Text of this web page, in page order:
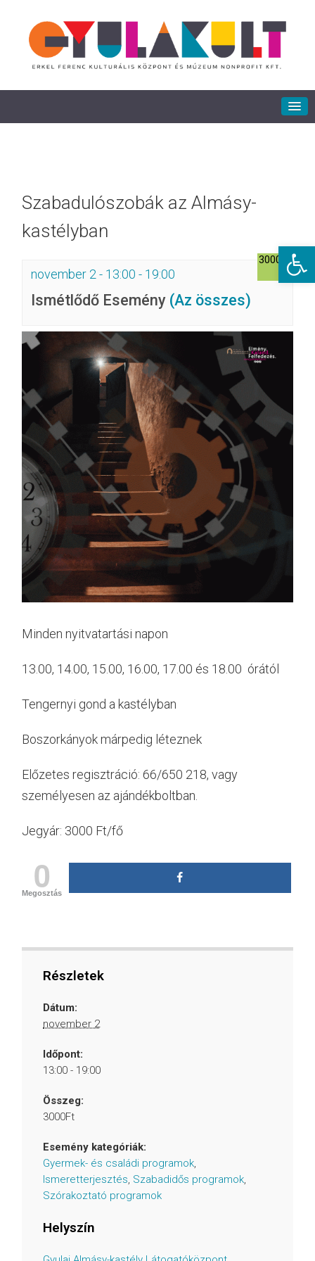
Szabadulószobák az Almásy-
kastélyban
november 2 - 13:00 - 19:00
Ismétlődő Esemény (Az összes)
3000Ft
Minden nyitvatartási napon
13.00, 14.00, 15.00, 16.00, 17.00 és 18.00 órától
Tengernyi gond a kastélyban
Boszorkányok márpedig léteznek
Előzetes regisztráció: 66/650 218, vagy
személyesen az ajándékboltban.
Jegyár: 3000 Ft/fő
0
Megosztás
Részletek
Dátum:
november 2
Időpont:
13:00 - 19:00
Összeg:
3000Ft
Esemény kategóriák:
Gyermek- és családi programok,
Ismeretterjesztés, Szabadidős programok,
Szórakoztató programok
Helyszín